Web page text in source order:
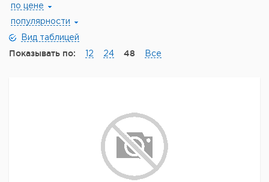
по цене
популярности
Вид таблицей
Показывать по: 12 24 48 Все